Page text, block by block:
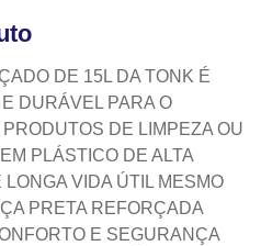
DE 15L DA TONK É
DURÁVEL PARA O
DE LIMPEZA OU
PLÁSTICO DE ALTA
VIDA ÚTIL MESMO
PRETA REFORÇADA
E SEGURANÇA